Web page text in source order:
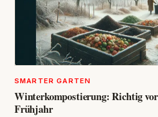
SMARTER GARTEN
Winterkompostierung: Richtig
Frühjahr